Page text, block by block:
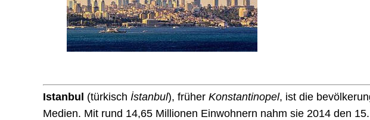
Istanbul (türkisch İstanbul), früher Konstantinopel, ist die
Medien. Mit rund 14,65 Millionen Einwohnern nahm sie 2014 den